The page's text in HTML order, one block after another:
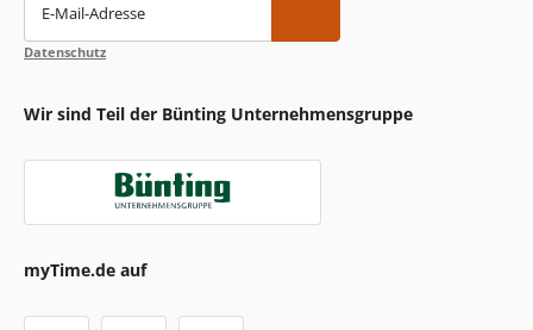
E-Mail-Adresse
Datenschutz
Wir sind Teil der Bünting Unternehmensgruppe
myTime.de auf